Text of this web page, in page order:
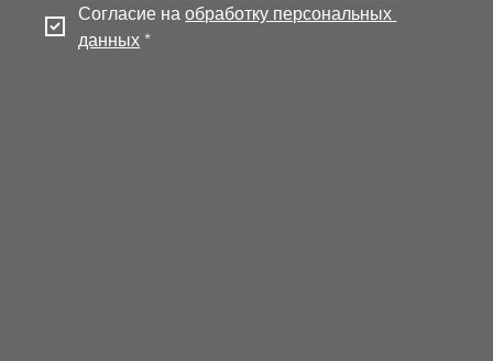
Согласие на обработку персональных
данных *